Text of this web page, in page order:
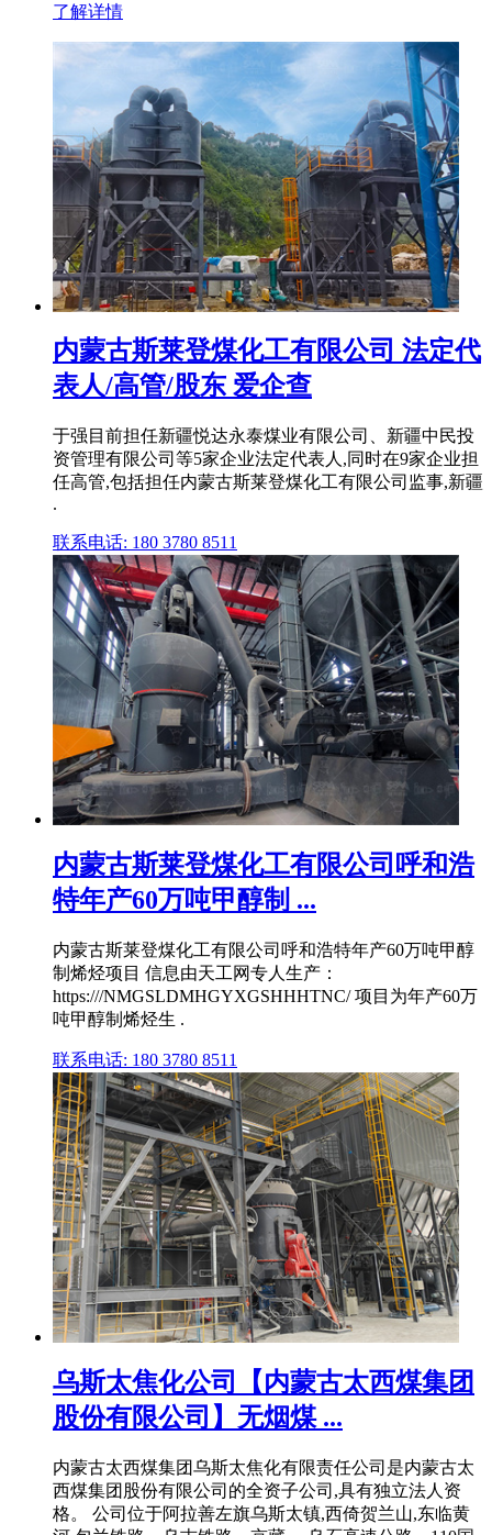
了解详情
内蒙古斯莱登煤化工有限公司 法定代
表人/高管/股东 爱企查
于强目前担任新疆悦达永泰煤业有限公司、新疆中民投
资管理有限公司等5家企业法定代表人,同时在9家企业担
任高管,包括担任内蒙古斯莱登煤化工有限公司监事,新疆
.
联系电话: 180 3780 8511
内蒙古斯莱登煤化工有限公司呼和浩
特年产60万吨甲醇制 ...
内蒙古斯莱登煤化工有限公司呼和浩特年产60万吨甲醇
制烯烃项目 信息由天工网专人生产：
https:///NMGSLDMHGYXGSHHHTNC/ 项目为年产60万
吨甲醇制烯烃生 .
联系电话: 180 3780 8511
乌斯太焦化公司【内蒙古太西煤集团
股份有限公司】无烟煤 ...
内蒙古太西煤集团乌斯太焦化有限责任公司是内蒙古太
西煤集团股份有限公司的全资子公司,具有独立法人资
格。 公司位于阿拉善左旗乌斯太镇,西倚贺兰山,东临黄